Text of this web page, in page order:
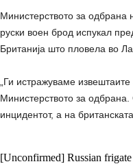
Министерството за одбрана
руски воен брод испукал
Британија што пловела во
„Ги истражуваме
Министерството за
инцидентот, а на
[Unconfirmed] Russian